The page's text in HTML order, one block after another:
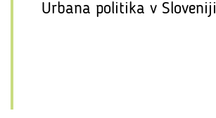
Urbana politika v Sloveniji